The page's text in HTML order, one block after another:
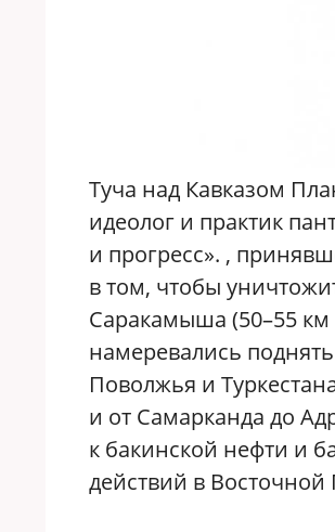
Туча над Кавказом
идеолог и практик
и прогресс». ,
в том, чтобы
Саракамыша (50–55 км
намеревались
Поволжья и
и от Самарканда до
к бакинской нефти и
действий в